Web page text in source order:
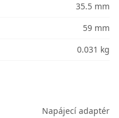
35.5 mm
59 mm
0.031 kg
Napájecí adaptér